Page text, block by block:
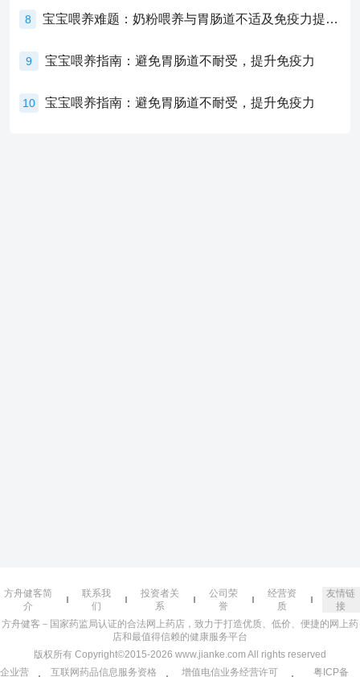
8 宝宝喂养难题：奶粉喂养与胃肠道不适及免疫力提升的奥秘
9 宝宝喂养指南：避免胃肠道不耐受，提升免疫力
10 宝宝喂养指南：避免胃肠道不耐受，提升免疫力
方舟健客简
介
联系我
们
投资者关
系
公司荣
誉
经营资
质
友情链
接
方舟健客－国家药监局认证的合法网上药店，致力于打造优质、低价、便捷的网上药
店和最值得信赖的健康服务平台
版权所有 Copyright©2015-2026 www.jianke.com All rights reserved
企业营
互联网药品信息服务资格 增值电信业务经营许可 粤ICP备